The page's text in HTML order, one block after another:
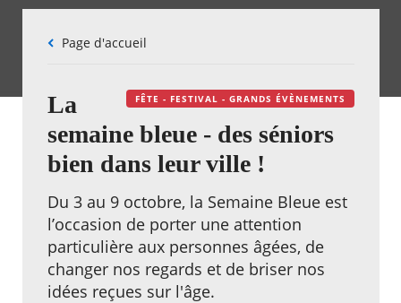
Fil
Page d'accueil
FÊTE - FESTIVAL - GRANDS ÉVÈNEMENTS
La
semaine bleue - des séniors
bien dans leur ville !
Du 3 au 9 octobre, la Semaine Bleue est
l’occasion de porter une attention
particulière aux personnes âgées, de
changer nos regards et de briser nos
idées reçues sur l'âge.